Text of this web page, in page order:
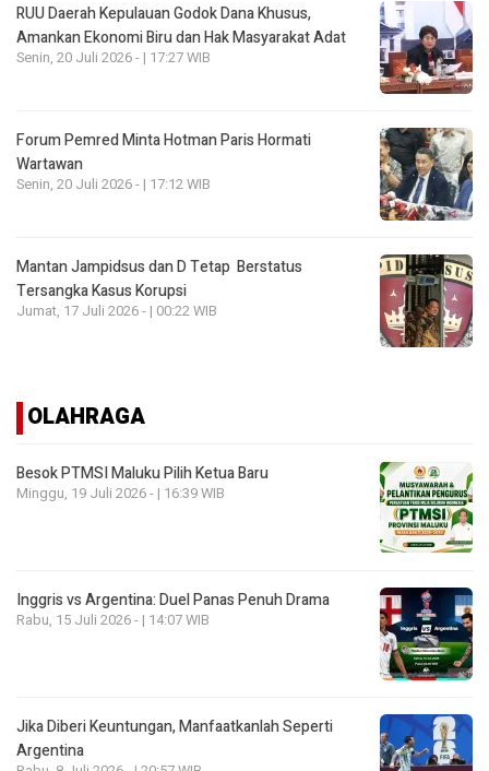
RUU Daerah Kepulauan Godok Dana Khusus,
Amankan Ekonomi Biru dan Hak Masyarakat Adat
Senin, 20 Juli 2026 - | 17:27 WIB
Forum Pemred Minta Hotman Paris Hormati
Wartawan
Senin, 20 Juli 2026 - | 17:12 WIB
Mantan Jampidsus dan D Tetap Berstatus
Tersangka Kasus Korupsi
Jumat, 17 Juli 2026 - | 00:22 WIB
OLAHRAGA
Besok PTMSI Maluku Pilih Ketua Baru
Minggu, 19 Juli 2026 - | 16:39 WIB
Inggris vs Argentina: Duel Panas Penuh Drama
Rabu, 15 Juli 2026 - | 14:07 WIB
Jika Diberi Keuntungan, Manfaatkanlah Seperti
Argentina